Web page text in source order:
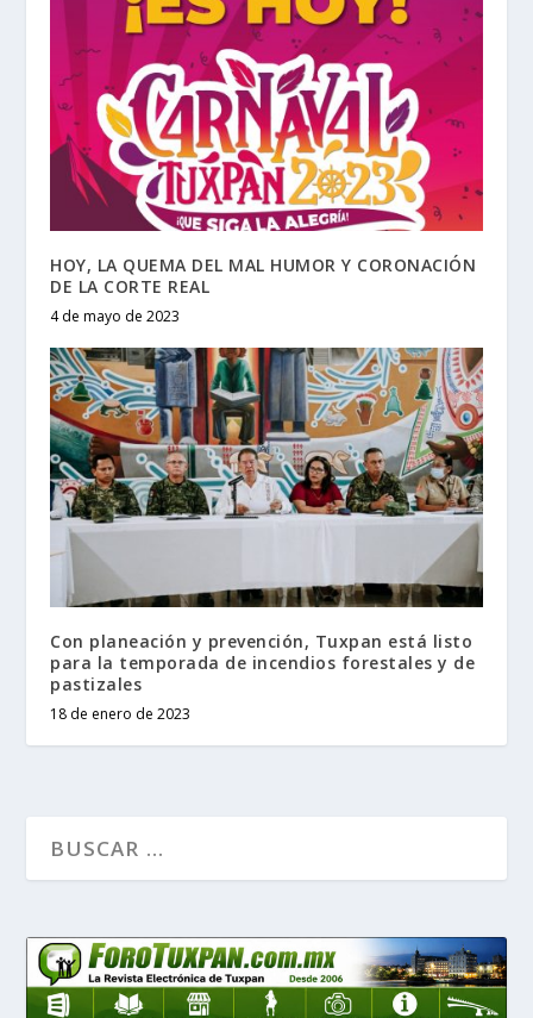
HOY, LA QUEMA DEL MAL HUMOR Y CORONACIÓN
DE LA CORTE REAL
4 de mayo de 2023
Con planeación y prevención, Tuxpan está listo
para la temporada de incendios forestales y de
pastizales
18 de enero de 2023